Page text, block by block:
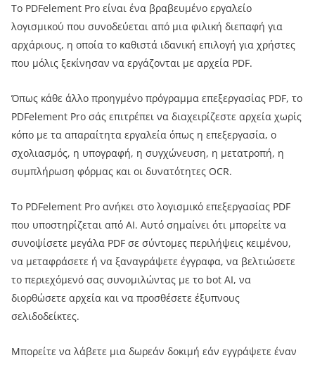
Το PDFelement Pro είναι ένα βραβευμένο εργαλείο
λογισμικού που συνοδεύεται από μια φιλική διεπαφή για
αρχάριους, η οποία το καθιστά ιδανική επιλογή για χρήστες
που μόλις ξεκίνησαν να εργάζονται με αρχεία PDF.
Όπως κάθε άλλο προηγμένο πρόγραμμα επεξεργασίας PDF, το
PDFelement Pro σάς επιτρέπει να διαχειρίζεστε αρχεία χωρίς
κόπο με τα απαραίτητα εργαλεία όπως η επεξεργασία, ο
σχολιασμός, η υπογραφή, η συγχώνευση, η μετατροπή, η
συμπλήρωση φόρμας και οι δυνατότητες OCR.
Το PDFelement Pro ανήκει στο λογισμικό επεξεργασίας PDF
που υποστηρίζεται από AI. Αυτό σημαίνει ότι μπορείτε να
συνοψίσετε μεγάλα PDF σε σύντομες περιλήψεις κειμένου,
να μεταφράσετε ή να ξαναγράψετε έγγραφα, να βελτιώσετε
το περιεχόμενό σας συνομιλώντας με το bot AI, να
διορθώσετε αρχεία και να προσθέσετε έξυπνους
σελιδοδείκτες.
Μπορείτε να λάβετε μια δωρεάν δοκιμή εάν εγγράψετε έναν